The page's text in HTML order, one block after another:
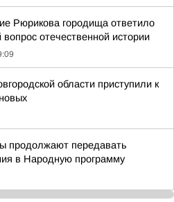
Рюрикова городища ответило
вопрос отечественной истории
области приступили к
продолжают передавать
в Народную программу